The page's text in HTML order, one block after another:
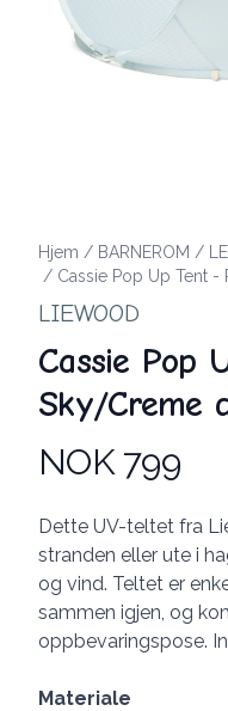
Hjem / BARNEROM /
/ Cassie Pop Up Tent
LIEWOOD
Cassie Pop
Sky/Creme
Produktdetaljer
NOK 799
Description
Dette UV-teltet fra
stranden eller ute i
og vind. Teltet er
sammen igjen, og
oppbevaringspose.
Materiale